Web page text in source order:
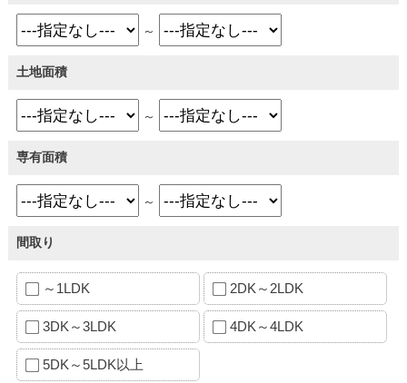
～
土地面積
～
専有面積
～
間取り
～1LDK 2DK～2LDK
3DK～3LDK 4DK～4LDK
5DK～5LDK以上